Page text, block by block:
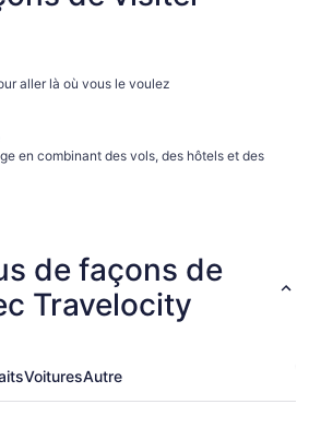
aller là où vous le voulez
en combinant des vols, des hôtels et des
de façons de
Travelocity
VoituresAutre